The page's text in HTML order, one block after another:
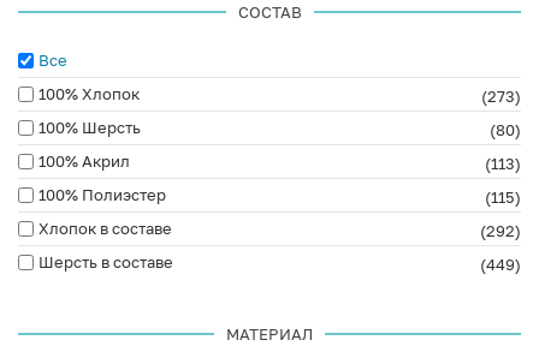
СОСТАВ
Все
100% Хлопок
(273)
100% Шерсть
(80)
100% Акрил
(113)
100% Полиэстер
(115)
Хлопок в составе
(292)
Шерсть в составе
(449)
МАТЕРИАЛ